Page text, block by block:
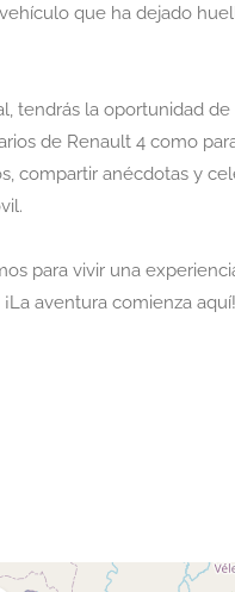
que ha dejado
tendrás la oportunidad
de Renault 4 como
compartir anécdotas y
para vivir una
aventura comienza aquí!